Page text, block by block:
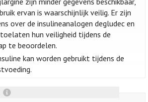
ervan is waarschijnlijk veilig. Er zijn
over de insulineanalogen degludec en
hun veiligheid tijdens de
te beoordelen.
kan worden gebruikt tijdens de